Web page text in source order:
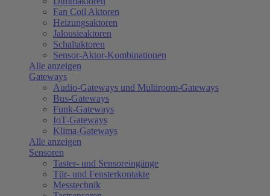
Fan Coil Aktoren
Heizungsaktoren
Jalousieaktoren
Schaltaktoren
Sensor-Aktor-Kombinationen
Alle anzeigen
Gateways
Audio-Gateways und Multiroom-Gateways
Bus-Gateways
Funk-Gateways
IoT-Gateways
Klima-Gateways
Alle anzeigen
Sensoren
Taster- und Sensoreingänge
Tür- und Fensterkontakte
Messtechnik